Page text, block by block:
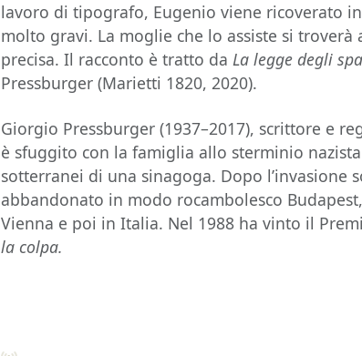
lavoro di tipografo, Eugenio viene ricoverato
molto gravi. La moglie che lo assiste si troverà
precisa. Il racconto è tratto daLa legge degli
Pressburger (Marietti 1820, 2020).
Giorgio Pressburger (1937–2017), scrittore e
è sfuggito con la famiglia allo sterminio
sotterranei di una sinagoga. Dopo l’invasione
abbandonato in modo rocambolesco
Vienna e poi in Italia. Nel 1988 ha vinto il
la colpa.